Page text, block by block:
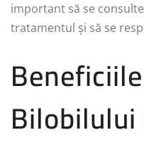
important să se
tratamentul și să se